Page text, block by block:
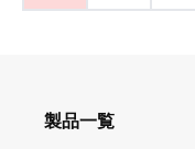
製品一覧